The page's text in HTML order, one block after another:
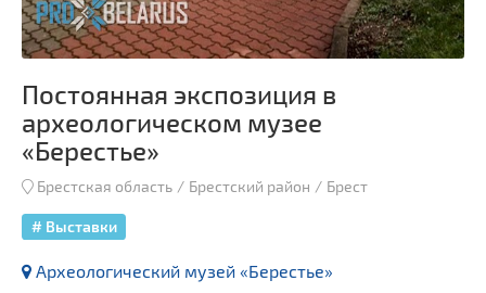
Постоянная экспозиция в
археологическом музее
«Берестье»
Брестская область Брестский район Брест
# Выставки
Археологический музей «Берестье»